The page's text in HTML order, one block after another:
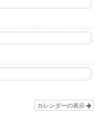
カレンダーの表示